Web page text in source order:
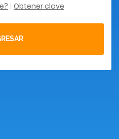
Obtener clave